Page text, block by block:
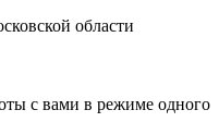
области
с вами в режиме одного